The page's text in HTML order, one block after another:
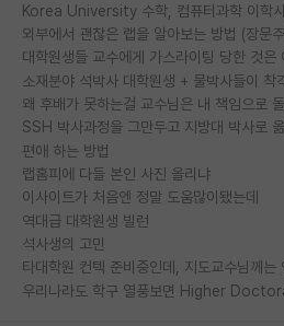
외부에서 괜찮은 랩을 알아보는 방법 (장문
소재분야 석박사 대학원생 + 물박사들이 착
편애 하는 방법
랩홈피에 다들 본인 사진 올리냐
이사이트가 처음엔 정말 도움많이됐는데
역대급 대학원생 빌런
석사생의 고민